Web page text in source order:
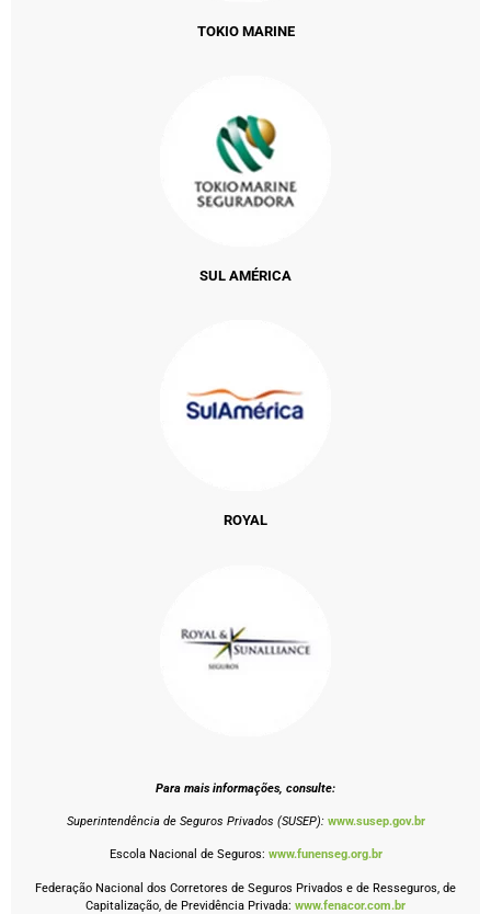
TOKIO MARINE
SUL AMÉRICA
ROYAL
Para mais informações, consulte:
Superintendência de Seguros Privados (SUSEP): www.susep.gov.br
Escola Nacional de Seguros: www.funenseg.org.br
Federação Nacional dos Corretores de Seguros Privados e de Resseguros, de
Capitalização, de Previdência Privada: www.fenacor.com.br